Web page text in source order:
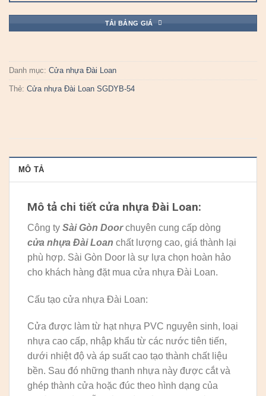
TẢI BẢNG GIÁ
Danh mục: Cửa nhựa Đài Loan
Thẻ: Cửa nhựa Đài Loan SGDYB-54
MÔ TẢ
Mô tả chi tiết cửa nhựa Đài Loan:
Công ty Sài Gòn Doorchuyên cung cấp dòng
cửa nhựa Đài Loan chất lượng cao, giá thành lại
phù hợp. Sài Gòn Door là sự lựa chọn hoàn hảo
cho khách hàng đặt mua cửa nhựa Đài Loan.
Cấu tạo cửa nhựa Đài Loan:
Cửa được làm từ hạt nhựa PVC nguyên sinh, loại
nhựa cao cấp, nhập khẩu từ các nước tiên tiến,
dưới nhiệt độ và áp suất cao tạo thành chất liệu
bền. Sau đó những thanh nhựa này được cắt và
ghép thành cửa hoặc đúc theo hình dạng của